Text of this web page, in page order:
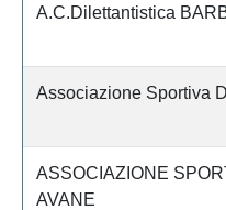
A.C.Dilettantistica
Associazione Sportiva
ASSOCIAZIONE
AVANE